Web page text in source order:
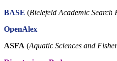
BASE (Bielefeld Academic Search
OpenAlex
ASFA (Aquatic Sciences and